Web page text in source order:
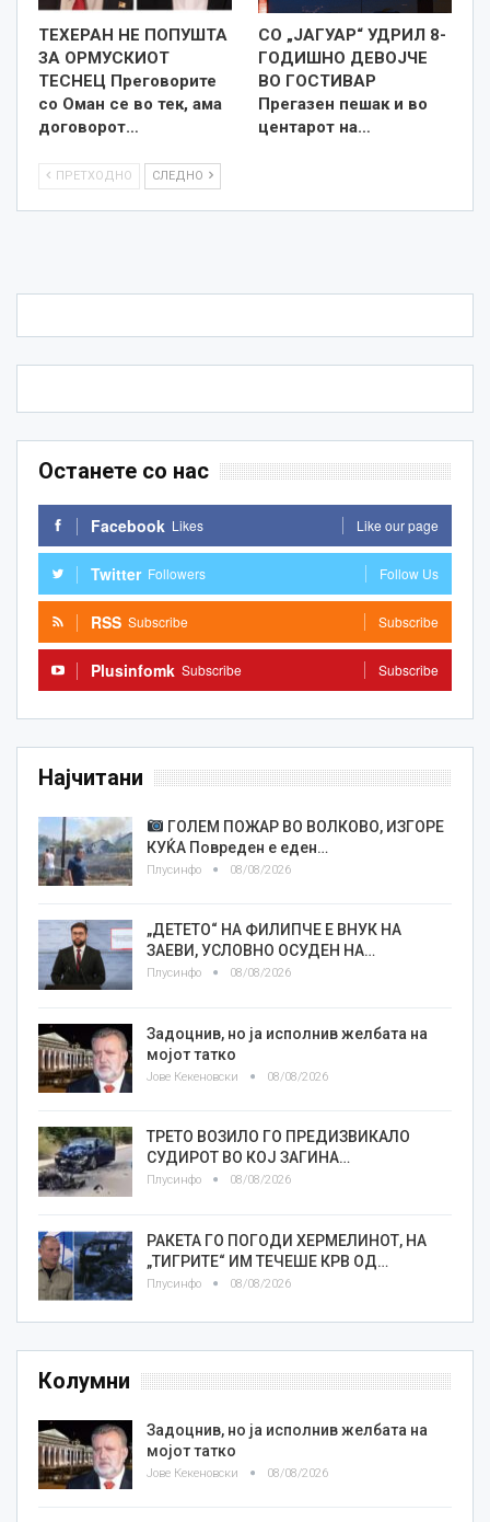
ТЕХЕРАН НЕ ПОПУШТА
ЗА ОРМУСКИОТ
ТЕСНЕЦ Преговорите
со Оман се во тек, ама
договорот…
СО „ЈАГУАР“ УДРИЛ 8-
ГОДИШНО ДЕВОЈЧЕ
ВО ГОСТИВАР
Прегазен пешак и во
центарот на…
ПРЕТХОДНО СЛЕДНО
Останете со нас
Facebook Likes Like our page
Twitter Followers Follow Us
RSS Subscribe Subscribe
Plusinfomk Subscribe Subscribe
Најчитани
ГОЛЕМ ПОЖАР ВО ВОЛКОВО, ИЗГОРЕ
КУЌА Повреден е еден…
Плусинфо 08/08/2026
„ДЕТЕТО“ НА ФИЛИПЧЕ Е ВНУК НА
ЗАЕВИ, УСЛОВНО ОСУДЕН НА…
Плусинфо 08/08/2026
Задоцнив, но ја исполнив желбата на
мојот татко
Јове Кекеновски 08/08/2026
ТРЕТО ВОЗИЛО ГО ПРЕДИЗВИКАЛО
СУДИРОТ ВО КОЈ ЗАГИНА…
Плусинфо 08/08/2026
РАКЕТА ГО ПОГОДИ ХЕРМЕЛИНОТ, НА
„ТИГРИТЕ“ ИМ ТЕЧЕШЕ КРВ ОД…
Плусинфо 08/08/2026
Колумни
Задоцнив, но ја исполнив желбата на
мојот татко
Јове Кекеновски 08/08/2026